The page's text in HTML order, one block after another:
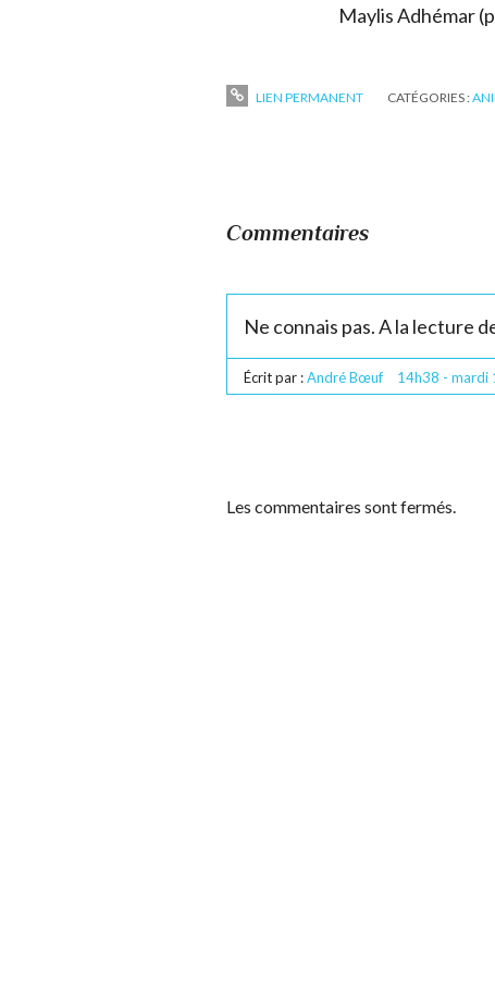
Maylis Adhémar
LIEN PERMANENT CATÉGORIES :
Commentaires
Ne connais pas. A la lecture
Écrit par :André Bœuf 14h38 - mardi
Les commentaires sont fermés.